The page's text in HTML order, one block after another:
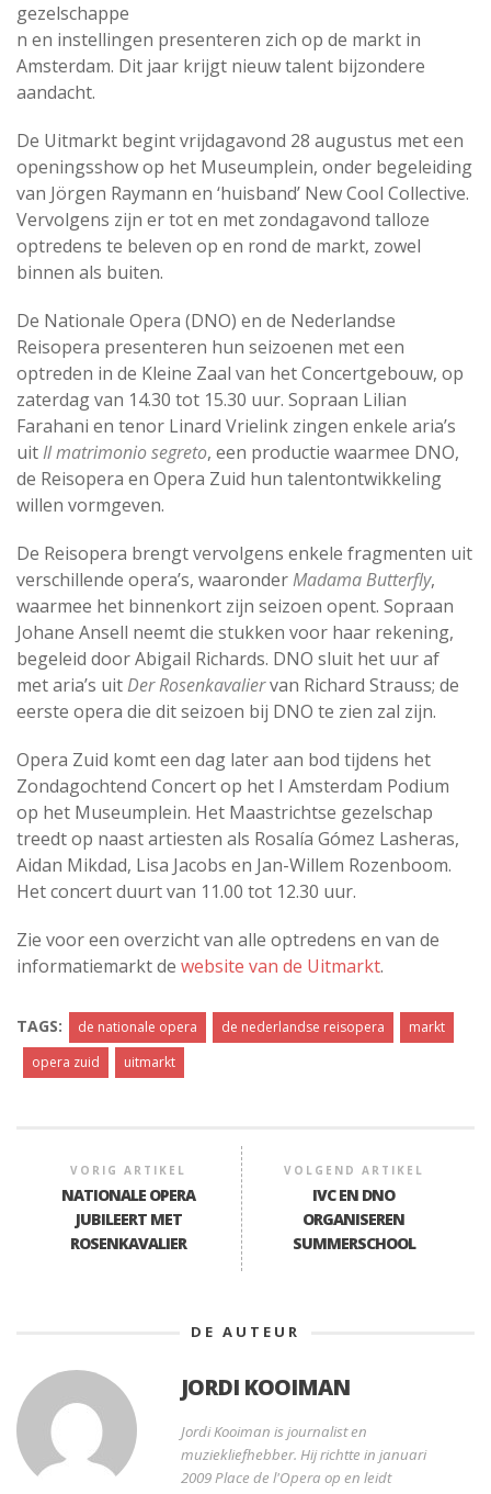
gezelschappe
n en instellingen presenteren zich op de markt in
Amsterdam. Dit jaar krijgt nieuw talent bijzondere
aandacht.
De Uitmarkt begint vrijdagavond 28 augustus met een
openingsshow op het Museumplein, onder begeleiding
van Jörgen Raymann en ‘huisband’ New Cool Collective.
Vervolgens zijn er tot en met zondagavond talloze
optredens te beleven op en rond de markt, zowel
binnen als buiten.
De Nationale Opera (DNO) en de Nederlandse
Reisopera presenteren hun seizoenen met een
optreden in de Kleine Zaal van het Concertgebouw, op
zaterdag van 14.30 tot 15.30 uur. Sopraan Lilian
Farahani en tenor Linard Vrielink zingen enkele aria’s
uitIl matrimonio segreto, een productie waarmee DNO,
de Reisopera en Opera Zuid hun talentontwikkeling
willen vormgeven.
De Reisopera brengt vervolgens enkele fragmenten uit
verschillende opera’s, waaronderMadama Butterfly,
waarmee het binnenkort zijn seizoen opent. Sopraan
Johane Ansell neemt die stukken voor haar rekening,
begeleid door Abigail Richards. DNO sluit het uur af
met aria’s uitDer Rosenkavaliervan Richard Strauss; de
eerste opera die dit seizoen bij DNO te zien zal zijn.
Opera Zuid komt een dag later aan bod tijdens het
Zondagochtend Concert op het I Amsterdam Podium
op het Museumplein. Het Maastrichtse gezelschap
treedt op naast artiesten als Rosalía Gómez Lasheras,
Aidan Mikdad, Lisa Jacobs en Jan-Willem Rozenboom.
Het concert duurt van 11.00 tot 12.30 uur.
Zie voor een overzicht van alle optredens en van de
informatiemarkt de website van de Uitmarkt.
TAGS: de nationale opera de nederlandse reisopera
markt
opera zuid
uitmarkt
VORIG ARTIKEL
NATIONALE OPERA
JUBILEERT MET
ROSENKAVALIER
VOLGEND ARTIKEL
IVC EN DNO
ORGANISEREN
SUMMERSCHOOL
DE AUTEUR
JORDI KOOIMAN
Jordi Kooiman is journalist en
muziekliefhebber. Hij richtte in januari
2009 Place de l'Opera op en leidt